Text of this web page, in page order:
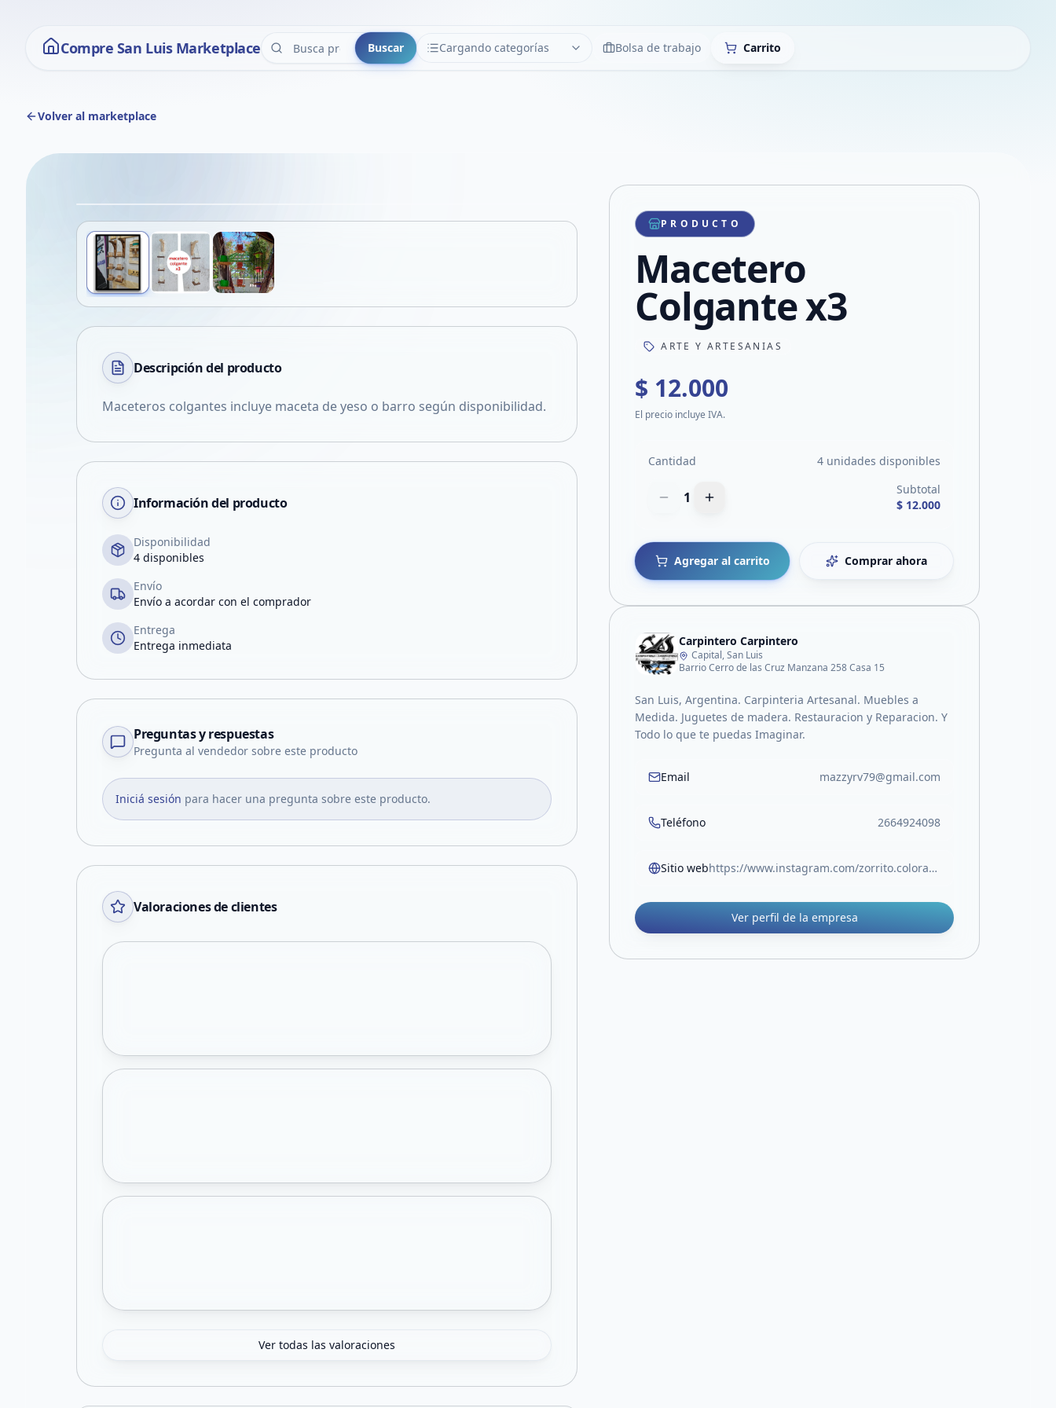
Compre San Luis Marketplace Buscar Cargando categorías
CATEGORÍAS LimpiarBolsa de trabajo Carrito
Volver al marketplace
Compartir producto
Compartir por WhatsApp
Compartir por mail
Compartir en Facebook
Compartir en X
Descripción del producto
Maceteros colgantes incluye maceta de yeso o barro según disponibilidad.
Información del producto
Disponibilidad
4 disponibles
Envío
Envío a acordar con el comprador
Entrega
Entrega inmediata
Preguntas y respuestas
Pregunta al vendedor sobre este producto
Iniciá sesión para hacer una pregunta sobre este producto.
Valoraciones de clientes
Ver todas las valoraciones
PRODUCTO
Macetero
Colgante x3
ARTE Y ARTESANIAS
$ 12.000
El precio incluye IVA.
Cantidad 4 unidades disponibles
1
Subtotal
$ 12.000
Agregar al carrito Comprar ahora
Carpintero Carpintero
Capital, San Luis
Barrio Cerro de las Cruz Manzana 258 Casa 15
San Luis, Argentina. Carpinteria Artesanal. Muebles a
Medida. Juguetes de madera. Restauracion y Reparacion. Y
Todo lo que te puedas Imaginar.
Email mazzyrv79@gmail.com
Teléfono 2664924098
Sitio web https://www.instagram.com/zorrito.colorado.sl/
Ver perfil de la empresa